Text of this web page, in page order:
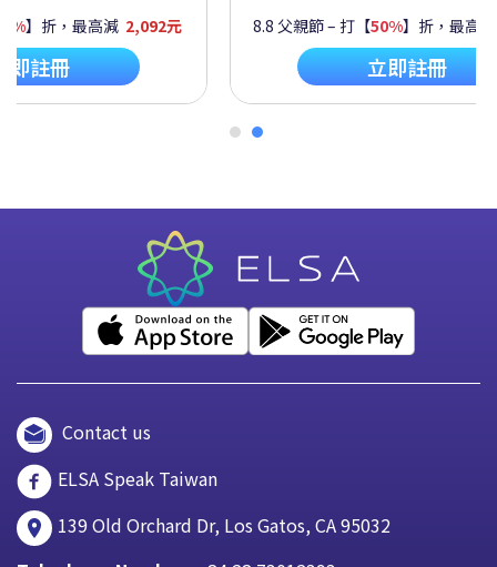
】折，最高減 2,092元
即註冊
8.8 父親節 – 打【50%】折，最高
立即註冊
Contact us
ELSA Speak Taiwan
139 Old Orchard Dr, Los Gatos, CA 95032